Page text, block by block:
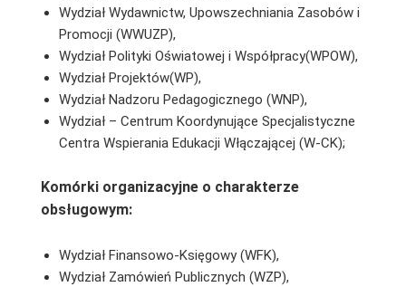
Wydział Wydawnictw, Upowszechniania Zasobów i
Promocji (WWUZP),
Wydział Polityki Oświatowej i Współpracy(WPOW),
Wydział Projektów(WP),
Wydział Nadzoru Pedagogicznego (WNP),
Wydział – Centrum Koordynujące Specjalistyczne
Centra Wspierania Edukacji Włączającej (W-CK);
Komórki organizacyjne o charakterze
obsługowym:
Wydział Finansowo-Księgowy (WFK),
Wydział Zamówień Publicznych (WZP),